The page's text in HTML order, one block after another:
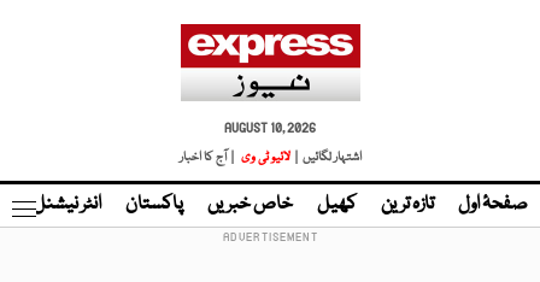
AUGUST 10, 2026
اشتہار لگائیں |
لائیو ٹی وی | آج کا اخبار
صفحۂ اول تازہ ترین کھیل خاص خبریں پاکستان انٹر نیشنل